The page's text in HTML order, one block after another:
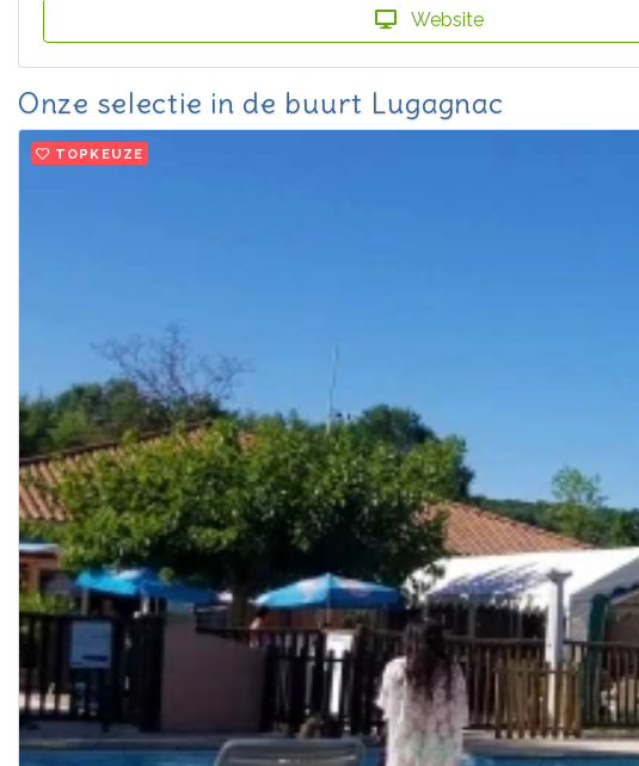
Website
Onze selectie in de buurt Lugagnac
TOPKEUZE